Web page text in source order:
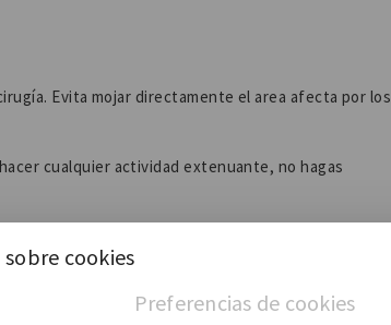
Evita mojar directamente el area afecta por los
cualquier actividad extenuante, no hagas
oscurezca). Lo ideal es mantener la cicatriz de la
cookies
Preferencias de cookies